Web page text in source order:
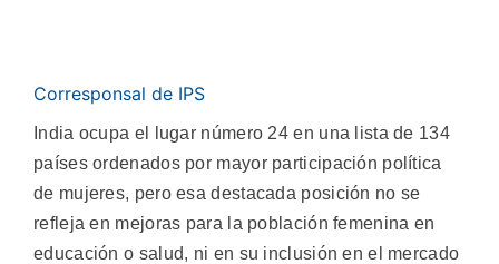
Corresponsal de IPS
India ocupa el lugar número 24 en una lista de 134
países ordenados por mayor participación política
de mujeres, pero esa destacada posición no se
refleja en mejoras para la población femenina en
educación o salud, ni en su inclusión en el mercado